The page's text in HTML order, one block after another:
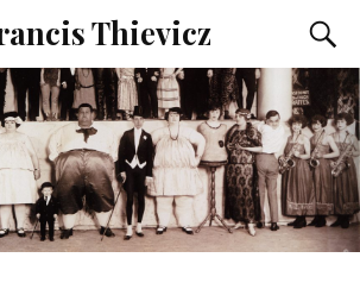
Thievicz